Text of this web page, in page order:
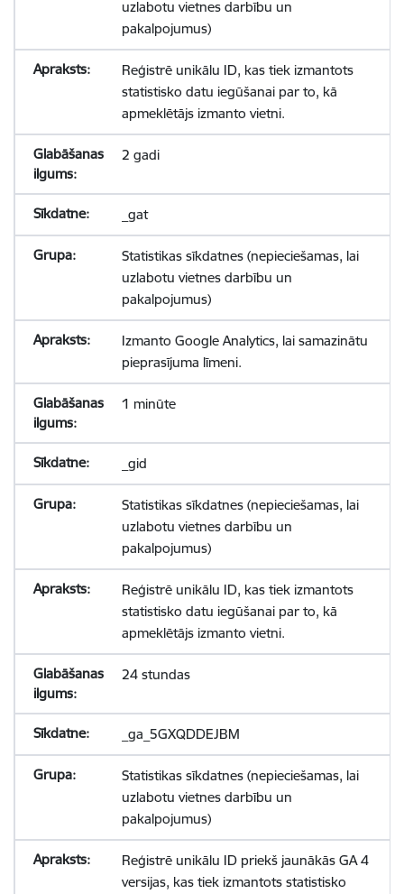
uzlabotu vietnes darbību un
pakalpojumus)
Reģistrē unikālu ID, kas tiek izmantots
statistisko datu iegūšanai par to, kā
apmeklētājs izmanto vietni.
2 gadi
_gat
Statistikas sīkdatnes (nepieciešamas, lai
uzlabotu vietnes darbību un
pakalpojumus)
Izmanto Google Analytics, lai samazinātu
pieprasījuma līmeni.
1 minūte
_gid
Statistikas sīkdatnes (nepieciešamas, lai
uzlabotu vietnes darbību un
pakalpojumus)
Reģistrē unikālu ID, kas tiek izmantots
statistisko datu iegūšanai par to, kā
apmeklētājs izmanto vietni.
24 stundas
_ga_5GXQDDEJBM
Statistikas sīkdatnes (nepieciešamas, lai
uzlabotu vietnes darbību un
pakalpojumus)
Reģistrē unikālu ID priekš jaunākās GA 4
versijas, kas tiek izmantots statistisko